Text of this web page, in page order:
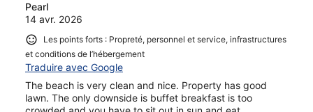
Pearl
14 avr. 2026
Les points forts : Propreté, personnel et service, infrastructures
et conditions de l’hébergement
Traduire avec Google
The beach is very clean and nice. Property has good
lawn. The only downside is buffet breakfast is too